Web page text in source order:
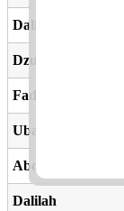
Dalia
Dzulfiqar
Fadly
Ubaidullah
Abdulhamid
Dalilah